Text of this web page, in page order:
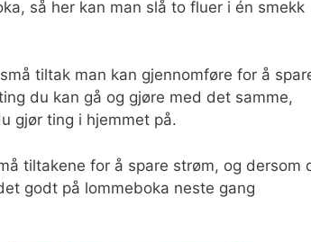
så her kan man slå to fluer i én smekk
tiltak man kan gjennomføre for å
du kan gå og gjøre med det samme,
gjør ting i hjemmet på.
tiltakene for å spare strøm, og dersom
godt på lommeboka neste gang